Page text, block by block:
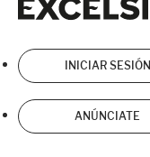
INICIAR SESIÓN
ANÚNCIATE